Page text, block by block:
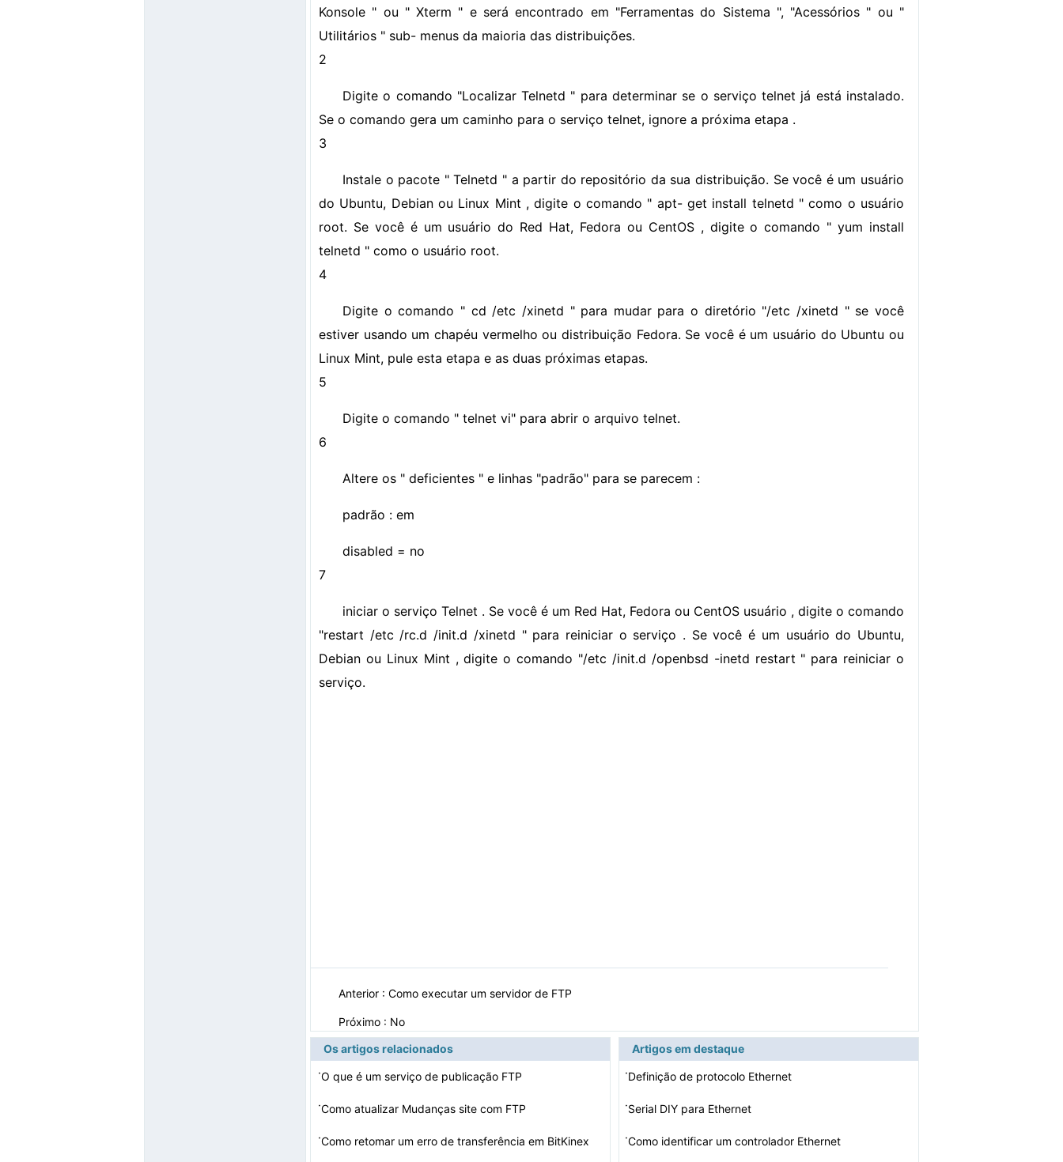
Konsole " ou " Xterm " e será encontrado em "Ferramentas do Sistema ", "Acessórios " ou "
Utilitários " sub- menus da maioria das distribuições.
2
Digite o comando "Localizar Telnetd " para determinar se o serviço telnet já está instalado.
Se o comando gera um caminho para o serviço telnet, ignore a próxima etapa .
3
Instale o pacote " Telnetd " a partir do repositório da sua distribuição. Se você é um usuário
do Ubuntu, Debian ou Linux Mint , digite o comando " apt- get install telnetd " como o usuário
root. Se você é um usuário do Red Hat, Fedora ou CentOS , digite o comando " yum install
telnetd " como o usuário root.
4
Digite o comando " cd /etc /xinetd " para mudar para o diretório "/etc /xinetd " se você
estiver usando um chapéu vermelho ou distribuição Fedora. Se você é um usuário do Ubuntu ou
Linux Mint, pule esta etapa e as duas próximas etapas.
5
Digite o comando " telnet vi" para abrir o arquivo telnet.
6
Altere os " deficientes " e linhas "padrão" para se parecem :
padrão : em
disabled = no
7
iniciar o serviço Telnet . Se você é um Red Hat, Fedora ou CentOS usuário , digite o comando
"restart /etc /rc.d /init.d /xinetd " para reiniciar o serviço . Se você é um usuário do Ubuntu,
Debian ou Linux Mint , digite o comando "/etc /init.d /openbsd -inetd restart " para reiniciar o
serviço.
Anterior : Como executar um servidor de FTP
Próximo : No
Os artigos relacionados
·O que é um serviço de publicação FTP
·Como atualizar Mudanças site com FTP
·Como retomar um erro de transferência em BitKinex
Artigos em destaque
·Definição de protocolo Ethernet
·Serial DIY para Ethernet
·Como identificar um controlador Ethernet